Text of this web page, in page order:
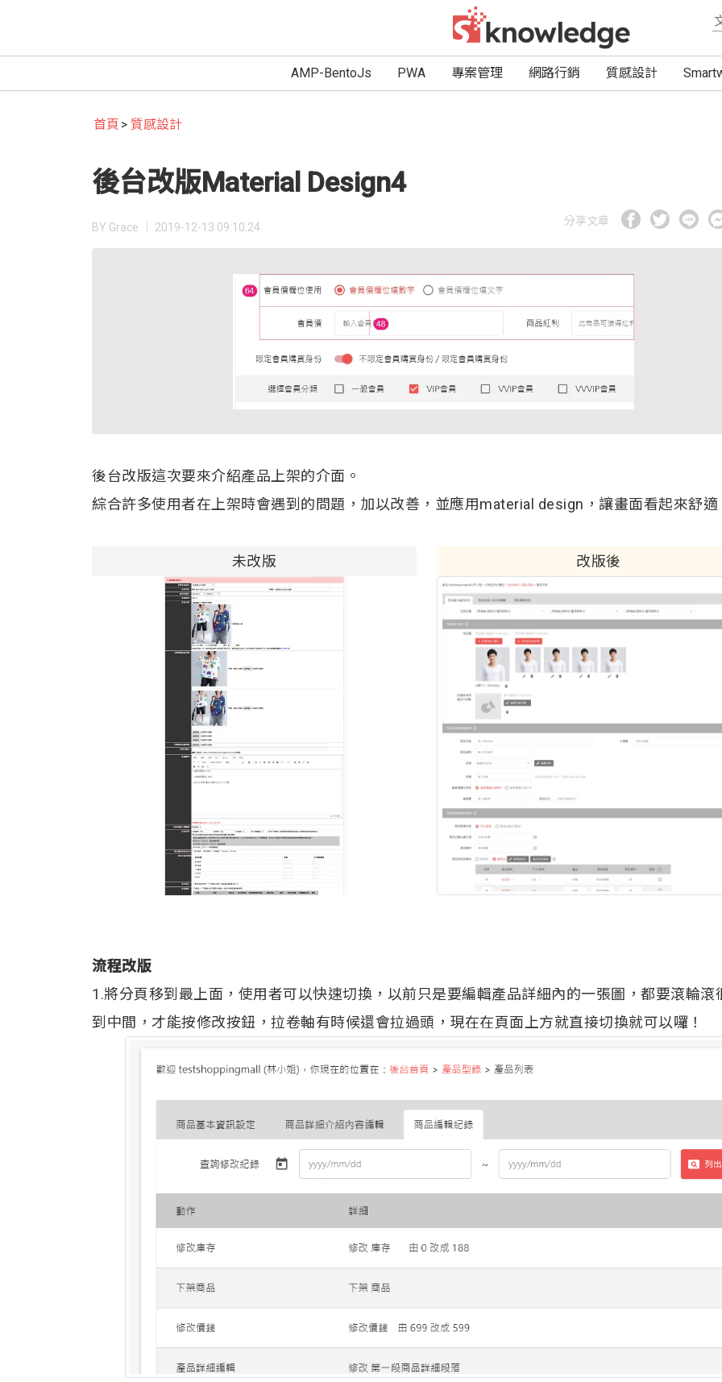
AMP-BentoJs PWA 專案管理 網路行銷 質感設計
首頁 質感設計
後台改版Material Design4
BY Grace │ 2019-12-13 09:10:24 分享文章
後台改版這次要來介紹產品上架的介面。
綜合許多使用者在上架時會遇到的問題，加以改善，並應用material design，讓畫面看起來舒適
未改版 改版後
流程改版
1.將分頁移到最上面，使用者可以快速切換，以前只是要編輯產品詳細內的一張圖，都要滾輪滾
到中間，才能按修改按鈕，拉卷軸有時候還會拉過頭，現在在頁面上方就直接切換就可以囉！